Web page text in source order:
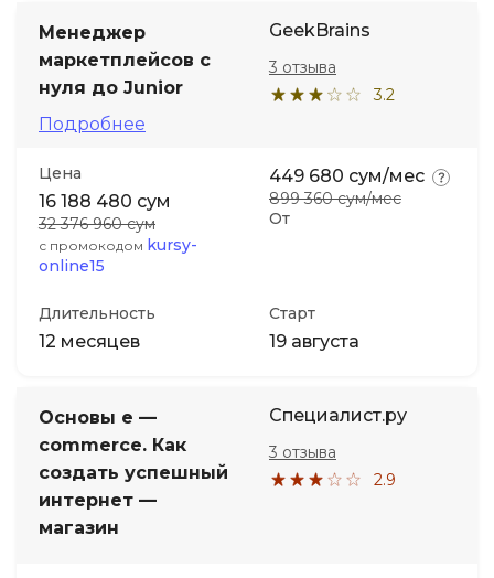
Менеджер
маркетплейсов с
нуля до Junior
Подробнее
GeekBrains
3.2
3 отзыва
Цена
16 188 480 сум
32 376 960 сум
с промокодом kursy-
online15
От
449 680 сум/мес
899 360 сум/мес
Длительность
12 месяцев
Старт
19 августа
Основы e —
commerce. Как
создать успешный
интернет —
магазин
Специалист.ру
2.9
3 отзыва